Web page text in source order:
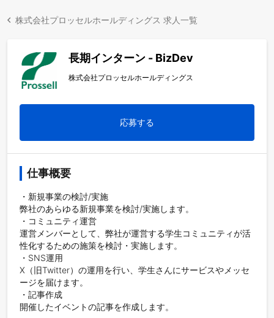
株式会社プロッセルホールディングス 求人一覧
長期インターン - BizDev
株式会社プロッセルホールディングス
応募する
仕事概要
・新規事業の検討/実施
弊社のあらゆる新規事業を検討/実施します。
・コミュニティ運営
運営メンバーとして、弊社が運営する学生コミュニティが活
性化するための施策を検討・実施します。
・SNS運用
X（旧Twitter）の運用を行い、学生さんにサービスやメッセ
ージを届けます。
・記事作成
開催したイベントの記事を作成します。